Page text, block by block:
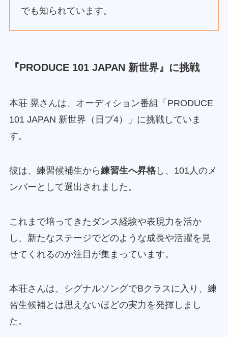
でも知られています。
『PRODUCE 101 JAPAN 新世界』に挑戦
本荘 晃さんは、オーディション番組「PRODUCE
101 JAPAN 新世界（日プ4）」に挑戦していま
す。
彼は、練習候補生から練習生へ昇格し、101人のメ
ンバーとして選出されました。
これまで培ってきたダンス経験や表現力を活か
し、新たなステージでどのような成長や活躍を見
せてくれるのか注目が集まっています。
本荘さんは、シグナルソングでBクラスに入り、練
習生候補とは思えないほどの実力を発揮しまし
た。